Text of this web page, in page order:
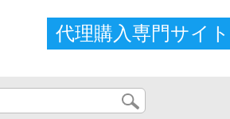
代理購入専門サイト